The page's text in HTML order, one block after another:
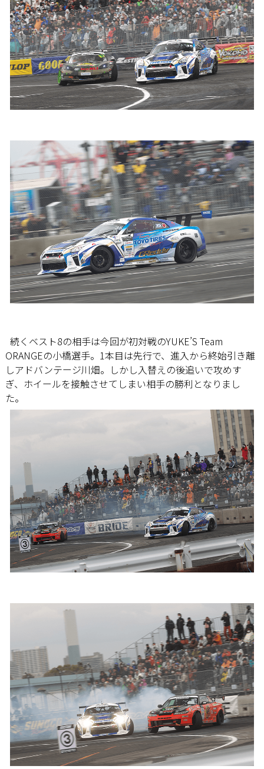
続くベスト8の相手は今回が初対戦のYUKE’S Team
ORANGEの小橋選手。1本目は先行で、進入から終始引き離
しアドバンテージ川畑。しかし入替えの後追いで攻めす
ぎ、ホイールを接触させてしまい相手の勝利となりまし
た。